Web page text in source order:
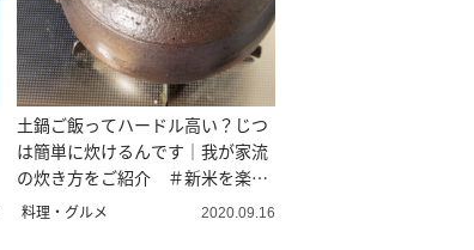
土鍋ご飯ってハードル高い？じつ
は簡単に炊けるんです｜我が家流
の炊き方をご紹介 ＃新米を楽し
む
料理・グルメ 2020.09.16